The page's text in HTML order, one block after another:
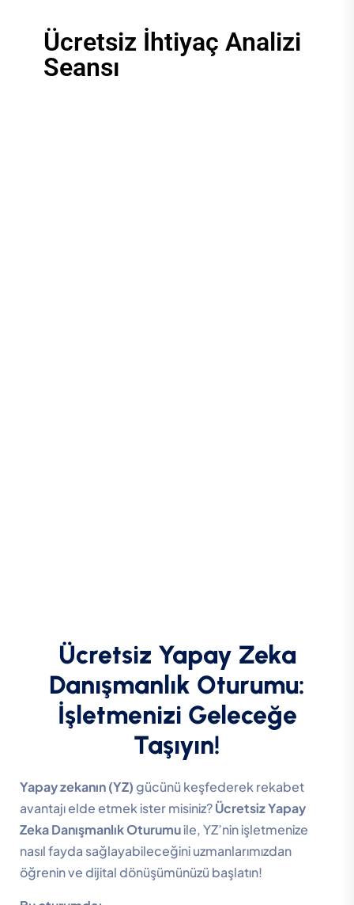
Ücretsiz İhtiyaç Analizi
Seansı
Ücretsiz Yapay Zeka
Danışmanlık Oturumu:
İşletmenizi Geleceğe
Taşıyın!
Yapay zekanın (YZ)gücünü keşfederek rekabet
avantajı elde etmek ister misiniz?Ücretsiz Yapay
Zeka Danışmanlık Oturumuile, YZ’nin işletmenize
nasıl fayda sağlayabileceğini uzmanlarımızdan
öğrenin ve dijital dönüşümünüzü başlatın!